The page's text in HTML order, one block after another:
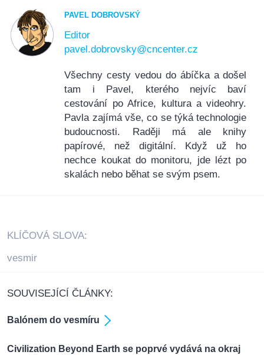
PAVEL DOBROVSKÝ
Editor
pavel.dobrovsky@cncenter.cz
Všechny cesty vedou do ábíčka a došel
tam i Pavel, kterého nejvíc baví
cestování po Africe, kultura a videohry.
Pavla zajímá vše, co se týká technologie
budoucnosti. Raději má ale knihy
papírové, než digitální. Když už ho
nechce koukat do monitoru, jde lézt po
skalách nebo běhat se svým psem.
KLÍČOVÁ SLOVA:
vesmir
SOUVISEJÍCÍ ČLÁNKY:
Balónem do vesmíru
Civilization Beyond Earth se poprvé vydává na okraj